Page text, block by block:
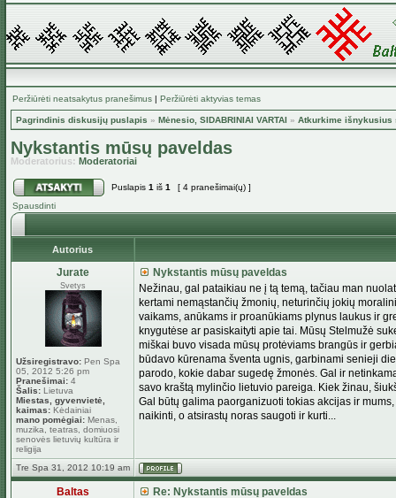
Peržiūrėti neatsakytus pranešimus | Peržiūrėti aktyvias temas
Pagrindinis diskusijų puslapis » Mėnesio, SIDABRINIAI VARTAI » Atkurkime išnykusius
Nykstantis mūsų paveldas
Moderatorius: Moderatoriai
Puslapis 1 iš 1
[ 4 pranešimai(ų) ]
Spausdinti
Autorius
Jurate
Svetys
Užsiregistravo: Pen Spa
05, 2012 5:26 pm
Pranešimai: 4
Šalis: Lietuva
Miestas, gyvenvietė,
kaimas: Kėdainiai
mano pomėgiai: Menas,
muzika, teatras, domiuosi
senovės lietuvių kultūra ir
religija
Nykstantis mūsų paveldas
Nežinau, gal pataikiau ne į tą temą, tačiau man
kertami nemąstančių žmonių, neturinčių jokių
vaikams, anūkams ir proanūkiams plynus laukus ir
knygutėse ar pasiskaityti apie tai. Mūsų Stelmužė
miškai buvo visada mūsų protėviams brangūs ir
būdavo kūrenama šventa ugnis, garbinami senieji
parodo, kokie dabar sugedę žmonės. Gal ir
savo kraštą mylinčio lietuvio pareiga. Kiek žinau,
Gal būtų galima paorganizuoti tokias akcijas ir
naikinti, o atsirastų noras saugoti ir kurti...
Tre Spa 31, 2012 10:19 am
Baltas
Re: Nykstantis mūsų paveldas